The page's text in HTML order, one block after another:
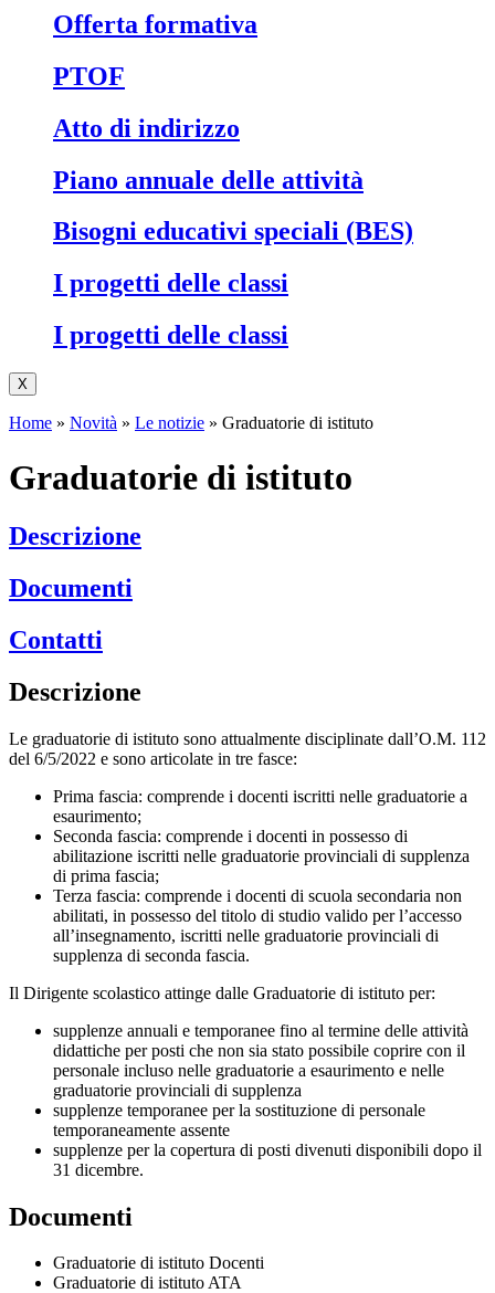
Offerta formativa
PTOF
Atto di indirizzo
Piano annuale delle attività
Bisogni educativi speciali (BES)
I progetti delle classi
I progetti delle classi
X
Home » Novità » Le notizie » Graduatorie di istituto
Graduatorie di istituto
Descrizione
Documenti
Contatti
Descrizione
Le graduatorie di istituto sono attualmente disciplinate dall’O.M. 112
del 6/5/2022 e sono articolate in tre fasce:
Prima fascia: comprende i docenti iscritti nelle graduatorie a
esaurimento;
Seconda fascia: comprende i docenti in possesso di
abilitazione iscritti nelle graduatorie provinciali di supplenza
di prima fascia;
Terza fascia: comprende i docenti di scuola secondaria non
abilitati, in possesso del titolo di studio valido per l’accesso
all’insegnamento, iscritti nelle graduatorie provinciali di
supplenza di seconda fascia.
Il Dirigente scolastico attinge dalle Graduatorie di istituto per:
supplenze annuali e temporanee fino al termine delle attività
didattiche per posti che non sia stato possibile coprire con il
personale incluso nelle graduatorie a esaurimento e nelle
graduatorie provinciali di supplenza
supplenze temporanee per la sostituzione di personale
temporaneamente assente
supplenze per la copertura di posti divenuti disponibili dopo il
31 dicembre.
Documenti
Graduatorie di istituto Docenti
Graduatorie di istituto ATA